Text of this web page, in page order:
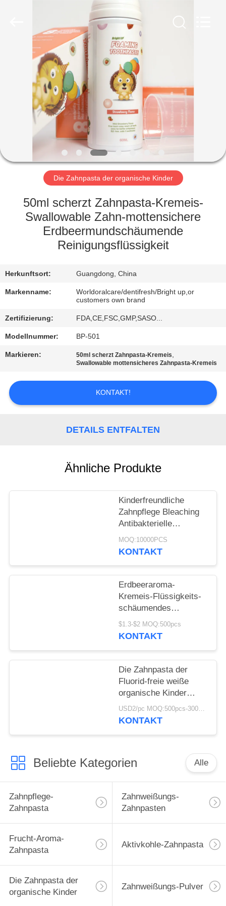
HAUS
PRODUKTE
VIDEOS
ÜBER
UNS
FABRIK-
AUSFLUG
QUALITÄTSKONTROLLE
TRETEN
SIE
IN
VERBINDUNG
FORDERN
SIE
SEITENVERZEICHNIS
BESTIMMUNGEN
Die Zahnpasta der organische Kinder
50ml scherzt Zahnpasta-Kremeis-
Swallowable Zahn-mottensichere
Erdbeermundschäumende
Reinigungsflüssigkeit
Herkunftsort: Guangdong, China
Markenname:
Worldoralcare/dentifresh/Bright up,or
customers own brand
Zertifizierung: FDA,CE,FSC,GMP,SASO...
Modellnummer: BP-501
Markieren: 50ml scherzt Zahnpasta-Kremeis,
Swallowable mottensicheres Zahnpasta-Kremeis
KONTAKT!
DETAILS ENTFALTEN
Ähnliche Produkte
Kinderfreundliche
Zahnpflege Bleaching
Antibakterielle
Zahnpasta Nicht für
Kinder zugänglich
MOQ:10000PCS
KONTAKT
Erdbeeraroma-
Kremeis-Flüssigkeits-
schäumendes
Zahnpasta 60ml Soem
$1.3-$2 MOQ:500pcs
KONTAKT
Die Zahnpasta der
Fluorid-freie weiße
organische Kinder
50ML für 12 Jährige
USD2/pc MOQ:500pcs-30000pcs
KONTAKT
Beliebte Kategorien Alle
Zahnpflege-
Zahnpasta
Zahnweißungs-
Zahnpasten
Frucht-Aroma-
Zahnpasta
Aktivkohle-Zahnpasta
Die Zahnpasta der
organische Kinder
Zahnweißungs-Pulver